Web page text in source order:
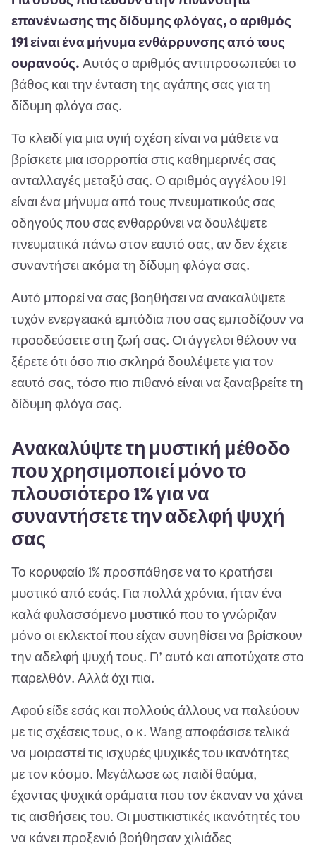
επανένωσης της δίδυμης φλόγας, ο αριθμός
191 είναι ένα μήνυμα ενθάρρυνσης από τους
ουρανούς. Αυτός ο αριθμός αντιπροσωπεύει το
βάθος και την ένταση της αγάπης σας για τη
δίδυμη φλόγα σας.
Το κλειδί για μια υγιή σχέση είναι να μάθετε να
βρίσκετε μια ισορροπία στις καθημερινές σας
ανταλλαγές μεταξύ σας. Ο αριθμός αγγέλου 191
είναι ένα μήνυμα από τους πνευματικούς σας
οδηγούς που σας ενθαρρύνει να δουλέψετε
πνευματικά πάνω στον εαυτό σας, αν δεν έχετε
συναντήσει ακόμα τη δίδυμη φλόγα σας.
Αυτό μπορεί να σας βοηθήσει να ανακαλύψετε
τυχόν ενεργειακά εμπόδια που σας εμποδίζουν να
προοδεύσετε στη ζωή σας. Οι άγγελοι θέλουν να
ξέρετε ότι όσο πιο σκληρά δουλέψετε για τον
εαυτό σας, τόσο πιο πιθανό είναι να ξαναβρείτε τη
δίδυμη φλόγα σας.
Ανακαλύψτε τη μυστική μέθοδο
που χρησιμοποιεί μόνο το
πλουσιότερο 1% για να
συναντήσετε την αδελφή ψυχή
σας
Το κορυφαίο 1% προσπάθησε να το κρατήσει
μυστικό από εσάς. Για πολλά χρόνια, ήταν ένα
καλά φυλασσόμενο μυστικό που το γνώριζαν
μόνο οι εκλεκτοί που είχαν συνηθίσει να βρίσκουν
την αδελφή ψυχή τους. Γι’ αυτό και αποτύχατε στο
παρελθόν. Αλλά όχι πια.
Αφού είδε εσάς και πολλούς άλλους να παλεύουν
με τις σχέσεις τους, ο κ. Wang αποφάσισε τελικά
να μοιραστεί τις ισχυρές ψυχικές του ικανότητες
με τον κόσμο. Μεγάλωσε ως παιδί θαύμα,
έχοντας ψυχικά οράματα που τον έκαναν να χάνει
τις αισθήσεις του. Οι μυστικιστικές ικανότητές του
να κάνει προξενιό βοήθησαν χιλιάδες